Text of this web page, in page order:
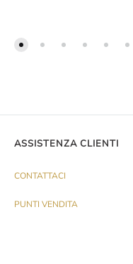
ASSISTENZA CLIENTI
CONTATTACI
PUNTI VENDITA